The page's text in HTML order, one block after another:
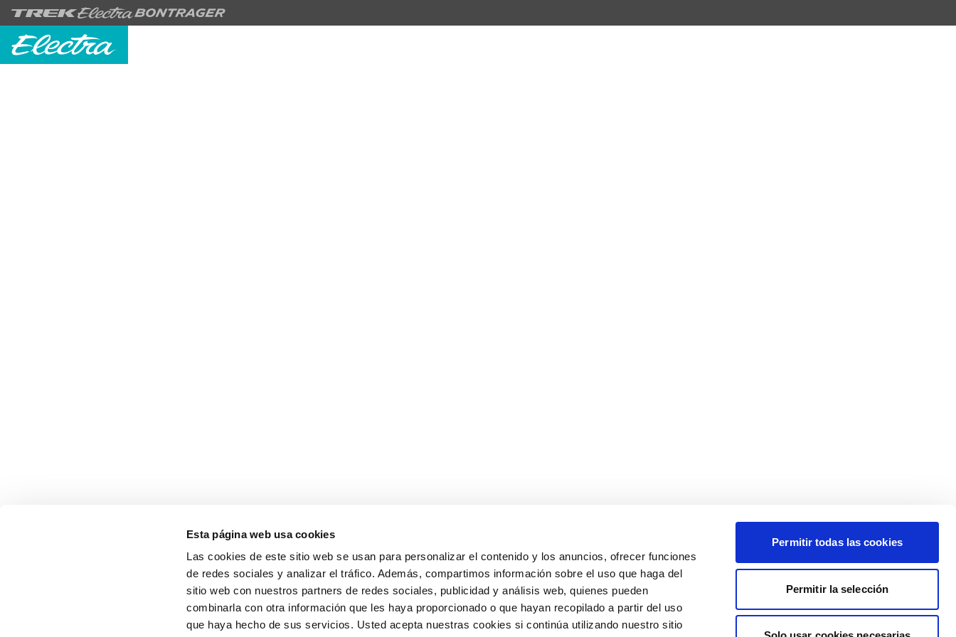
Esta página web usa cookies
Las cookies de este sitio web se usan para personalizar el contenido y los anuncios, ofrecer funciones
de redes sociales y analizar el tráfico. Además, compartimos información sobre el uso que haga del
sitio web con nuestros partners de redes sociales, publicidad y análisis web, quienes pueden
combinarla con otra información que les haya proporcionado o que hayan recopilado a partir del uso
que haya hecho de sus servicios. Usted acepta nuestras cookies si continúa utilizando nuestro sitio
Permitir todas las cookies
Permitir la selección